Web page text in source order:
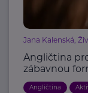
Jana Kalenská,
Angličtina
zábavnou
Angličtina